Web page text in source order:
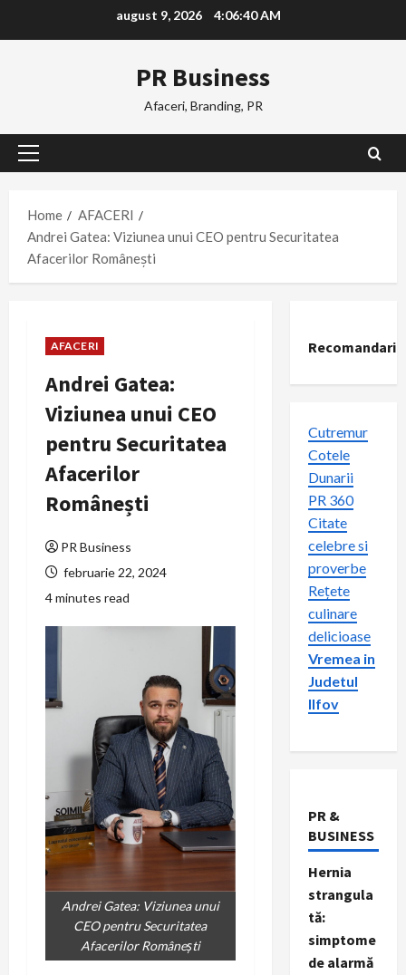
august 9, 2026 4:06:41 AM
PR Business
Afaceri, Branding, PR
Primary
Home
AFACERI
Andrei Gatea: Viziunea unui CEO pentru Securitatea
Afacerilor Românești
AFACERI
Andrei Gatea:
Viziunea unui CEO
pentru Securitatea
Afacerilor
Românești
PR Business
februarie 22, 2024
4 minutes read
Andrei Gatea: Viziunea unui
CEO pentru Securitatea
Afacerilor Românești
Recomandari
Cutremur
Cotele
Dunarii
PR 360
Citate
celebre si
proverbe
Rețete
culinare
delicioase
Vremea in
Judetul
Ilfov
PR &
BUSINESS
Hernia
strangula
tă:
simptome
de alarmă